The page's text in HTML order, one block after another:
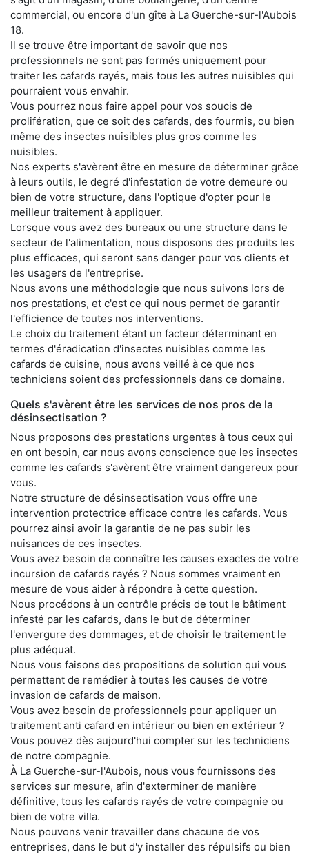
commercial, ou encore d'un gîte à La Guerche-sur-l'Aubois
18.
Il se trouve être important de savoir que nos
professionnels ne sont pas formés uniquement pour
traiter les cafards rayés, mais tous les autres nuisibles qui
pourraient vous envahir.
Vous pourrez nous faire appel pour vos soucis de
prolifération, que ce soit des cafards, des fourmis, ou bien
même des insectes nuisibles plus gros comme les
nuisibles.
Nos experts s'avèrent être en mesure de déterminer grâce
à leurs outils, le degré d'infestation de votre demeure ou
bien de votre structure, dans l'optique d'opter pour le
meilleur traitement à appliquer.
Lorsque vous avez des bureaux ou une structure dans le
secteur de l'alimentation, nous disposons des produits les
plus efficaces, qui seront sans danger pour vos clients et
les usagers de l'entreprise.
Nous avons une méthodologie que nous suivons lors de
nos prestations, et c'est ce qui nous permet de garantir
l'efficience de toutes nos interventions.
Le choix du traitement étant un facteur déterminant en
termes d'éradication d'insectes nuisibles comme les
cafards de cuisine, nous avons veillé à ce que nos
techniciens soient des professionnels dans ce domaine.
Quels s'avèrent être les services de nos pros de la
désinsectisation ?
Nous proposons des prestations urgentes à tous ceux qui
en ont besoin, car nous avons conscience que les insectes
comme les cafards s'avèrent être vraiment dangereux pour
vous.
Notre structure de désinsectisation vous offre une
intervention protectrice efficace contre les cafards. Vous
pourrez ainsi avoir la garantie de ne pas subir les
nuisances de ces insectes.
Vous avez besoin de connaître les causes exactes de votre
incursion de cafards rayés ? Nous sommes vraiment en
mesure de vous aider à répondre à cette question.
Nous procédons à un contrôle précis de tout le bâtiment
infesté par les cafards, dans le but de déterminer
l'envergure des dommages, et de choisir le traitement le
plus adéquat.
Nous vous faisons des propositions de solution qui vous
permettent de remédier à toutes les causes de votre
invasion de cafards de maison.
Vous avez besoin de professionnels pour appliquer un
traitement anti cafard en intérieur ou bien en extérieur ?
Vous pouvez dès aujourd'hui compter sur les techniciens
de notre compagnie.
À La Guerche-sur-l'Aubois, nous vous fournissons des
services sur mesure, afin d'exterminer de manière
définitive, tous les cafards rayés de votre compagnie ou
bien de votre villa.
Nous pouvons venir travailler dans chacune de vos
entreprises, dans le but d'y installer des répulsifs ou bien